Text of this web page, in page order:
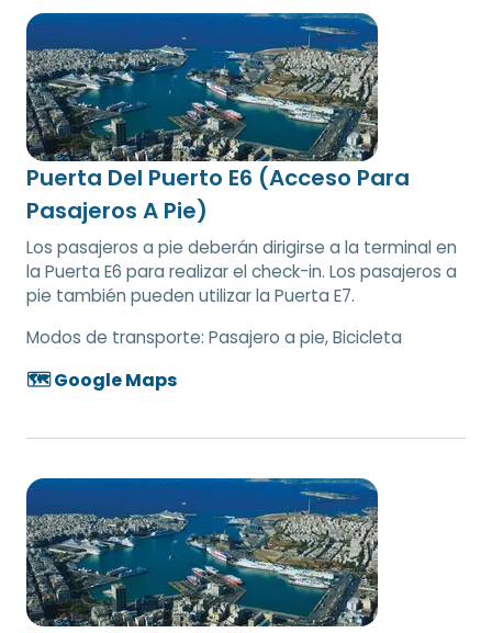
Puerta Del Puerto E6 (Acceso Para
Pasajeros A Pie)
Los pasajeros a pie deberán dirigirse a la terminal en
la Puerta E6 para realizar el check-in. Los pasajeros a
pie también pueden utilizar la Puerta E7.
Modos de transporte: Pasajero a pie, Bicicleta
🗺️ Google Maps